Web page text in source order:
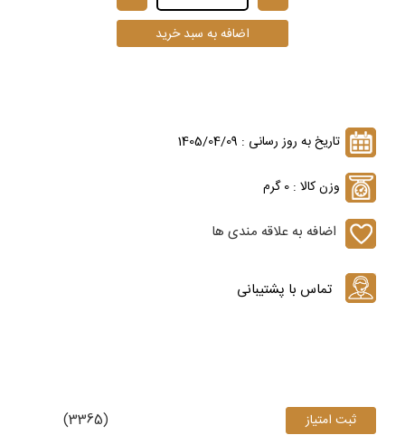
تاریخ به روز رسانی : 1405/04/09
وزن کالا : 0 گرم
اضافه به علاقه مندی ها
(3365)